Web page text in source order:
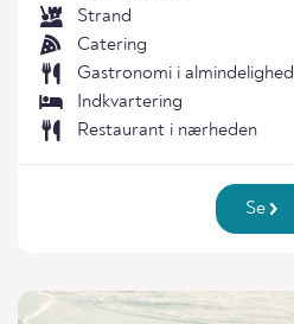
Strand
Catering
Gastronomi i almindelighed
Indkvartering
Restaurant i nærheden
Se